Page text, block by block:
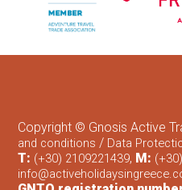
Copyright © Gnosis Active
and conditions / Data
T: (+30) 2109221439, M: